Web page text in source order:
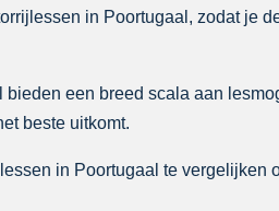
in Poortugaal, zodat je
een breed scala aan
beste uitkomt.
in Poortugaal te vergelijken